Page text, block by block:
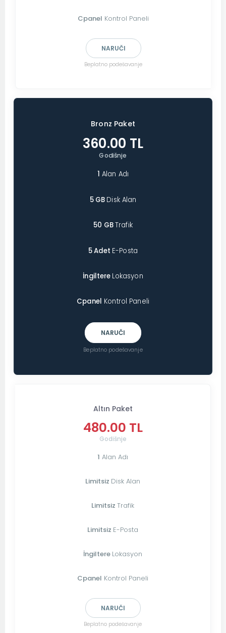
Cpanel Kontrol Paneli
NARUČI
Beplatno podešavanje
Bronz Paket
360.00 TL
Godišnje
1 Alan Adı
5 GB Disk Alan
50 GBTrafik
5 Adet E-Posta
İngiltere Lokasyon
Cpanel Kontrol Paneli
NARUČI
Beplatno podešavanje
Altın Paket
480.00 TL
Godišnje
1 Alan Adı
Limitsiz Disk Alan
Limitsiz Trafik
Limitsiz E-Posta
İngiltere Lokasyon
Cpanel Kontrol Paneli
NARUČI
Beplatno podešavanje